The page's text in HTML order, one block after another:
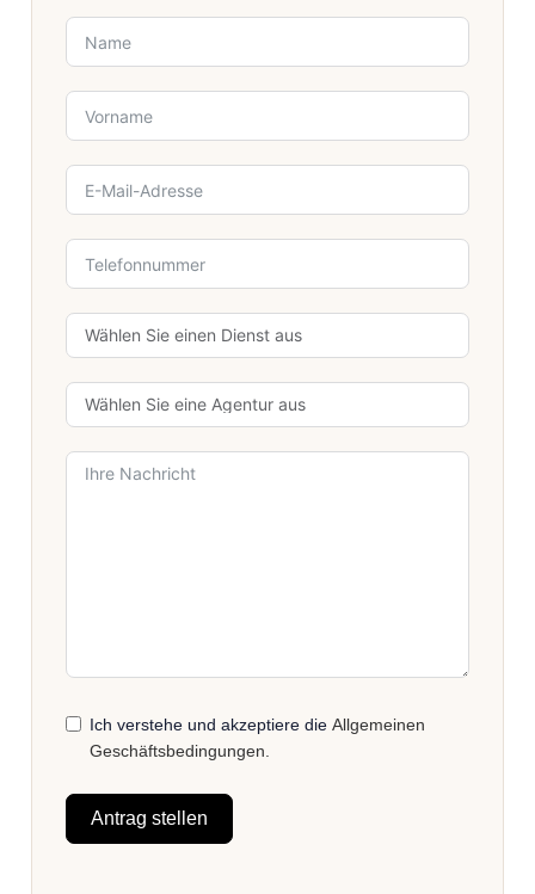
Ich verstehe und akzeptiere die Allgemeinen
Geschäftsbedingungen.
Antrag stellen